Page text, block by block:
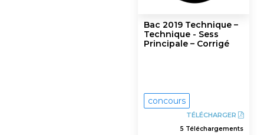
Bac 2019 Technique –
Technique - Sess
Principale – Corrigé
concours
TÉLÉCHARGER
5 Téléchargements